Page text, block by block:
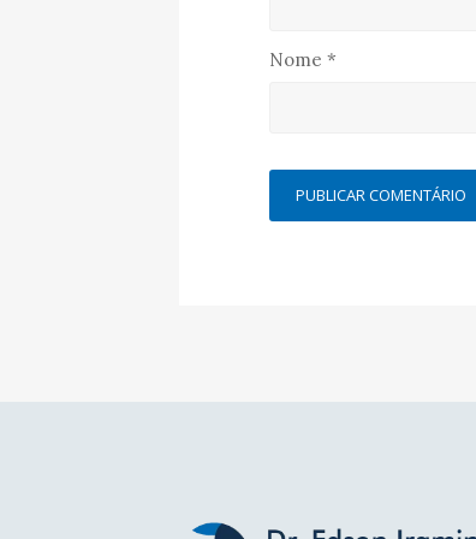
Nome*